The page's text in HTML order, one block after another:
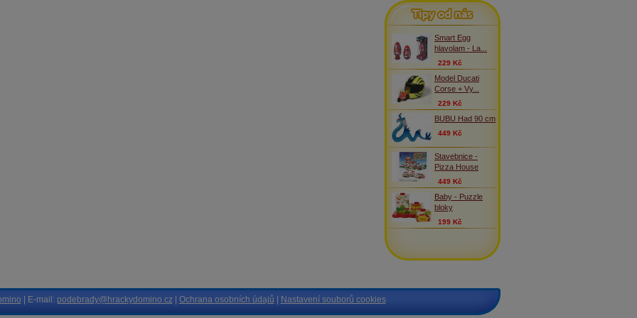
Tipy od nás
Smart Egg
hlavolam - La...
229 Kč
Model Ducati
Corse + Vy...
229 Kč
BUBU Had 90 cm
449 Kč
Stavebnice -
Pizza House
449 Kč
Baby - Puzzle
bloky
199 Kč
| E-mail: podebrady@hrackydomino.cz| Ochrana osobních údajů Nastavení souborů cookies